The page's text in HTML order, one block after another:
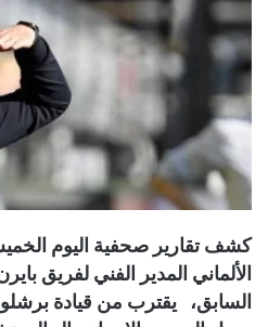
كشف تقارير صحفية اليوم
الألماني المدير الفني لفريق
السابق، يقترب من قيادة